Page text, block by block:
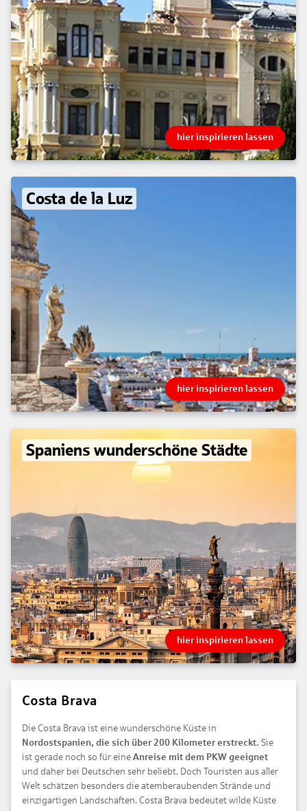
hier inspirieren lassen
Costa de la Luz
hier inspirieren lassen
Spaniens wunderschöne Städte
hier inspirieren lassen
Costa Brava
Die Costa Brava ist eine wunderschöne Küste in
Nordostspanien, die sich über 200 Kilometer erstreckt. Sie
ist gerade noch so für eine Anreise mit dem PKW geeignet
und daher bei Deutschen sehr beliebt. Doch Touristen aus aller
Welt schätzen besonders die atemberaubenden Strände und
einzigartigen Landschaften. Costa Brava bedeutet wilde Küste